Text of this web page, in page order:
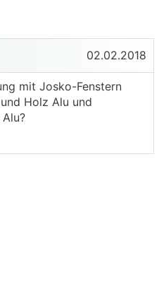
02.02.2018
mit Josko-Fenstern
Holz Alu und